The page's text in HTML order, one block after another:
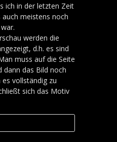
ich in der letzten Zeit
meistens noch
werden die
d.h. es sind
muss auf die Seite
dann das Bild noch
vollständig zu
sich das Motiv